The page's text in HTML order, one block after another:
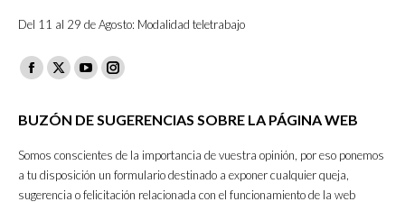
Del 11 al 29 de Agosto: Modalidad teletrabajo
Facebook
opens
new
window
X
opens
new
window
YouTube
opens
new
window
Instagram
opens
in
new
window
BUZÓN DE SUGERENCIAS SOBRE LA PÁGINA WEB
Somos conscientes de la importancia de vuestra opinión, por eso ponemos
a tu disposición un formulario destinado a exponer cualquier queja,
sugerencia o felicitación relacionada con el funcionamiento de la web